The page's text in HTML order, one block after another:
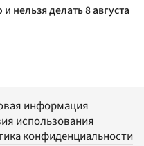
нельзя делать 8 августа
информация
использования
конфиденциальности